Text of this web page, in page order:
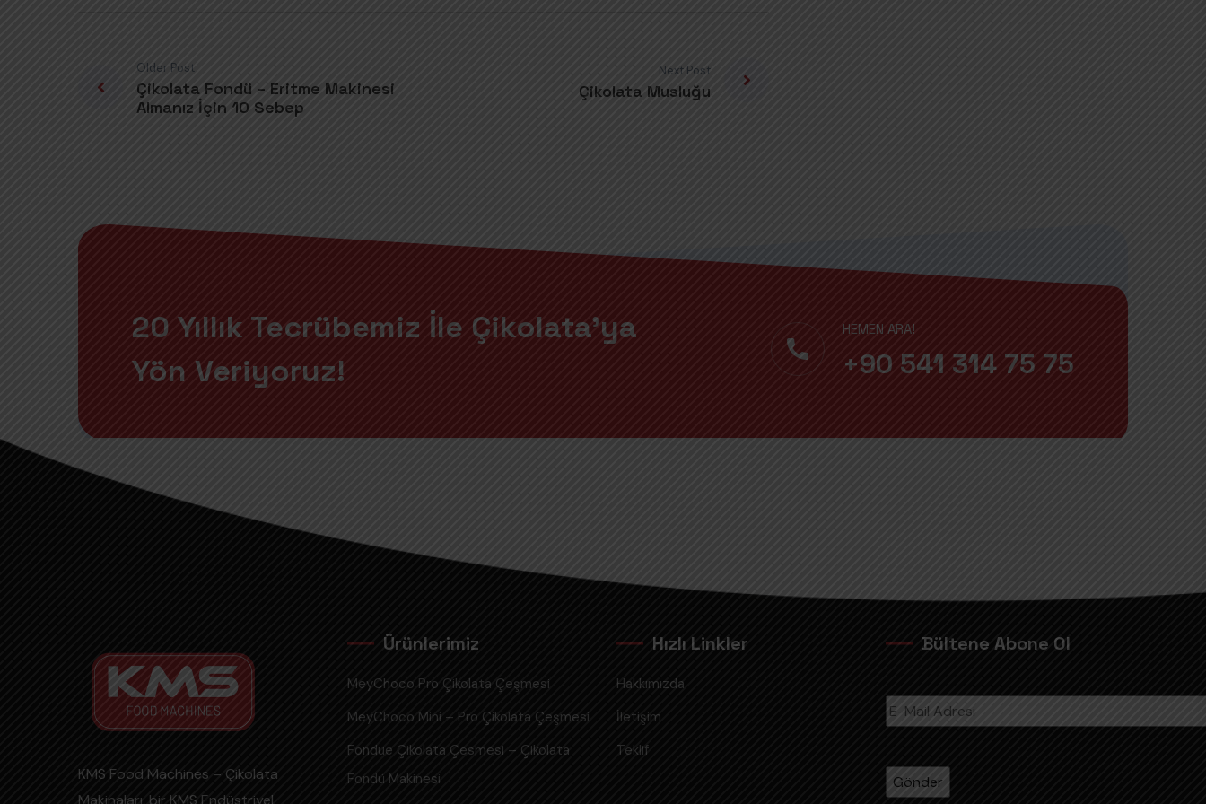
Older Post
Çikolata Fondü – Eritme Makinesi
Almanız İçin 10 Sebep
Next Post
Çikolata Musluğu
20 Yıllık Tecrübemiz İle Çikolata'ya
Yön Veriyoruz!
HEMEN ARA!
+90 541 314 75 75
KMS Food Machines – Çikolata
Makinaları, bir KMS Endüstriyel
Ürünlerimiz
MeyChoco Pro Çikolata Çeşmesi
MeyChoco Mini – Pro Çikolata Çeşmesi
Fondue Çikolata Çesmesi – Çikolata
Fondü Makinesi
Hızlı Linkler
Hakkımızda
İletişim
Teklif
Bültene Abone Ol